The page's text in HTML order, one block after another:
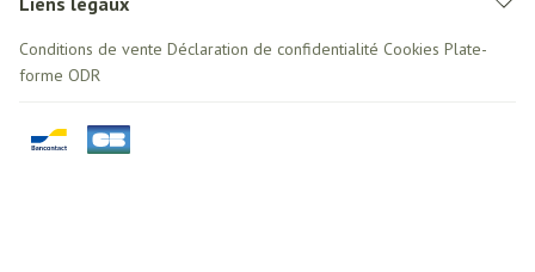
Conditions de vente Déclaration de confidentialité Cookies Plate-
forme ODR